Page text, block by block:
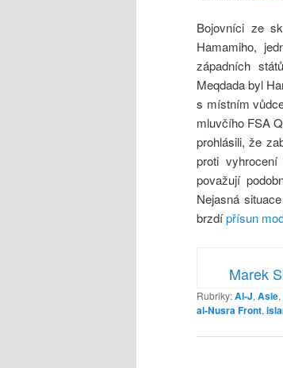
Bojovníci ze
Hamamiho,
západních
Meqdada byl
s místním
mluvčího FSA
prohlásili, že
proti
považují
Nejasná
brzdípřísun
Marek
Rubriky:Al-J, Asie,
al-Nusra Front,